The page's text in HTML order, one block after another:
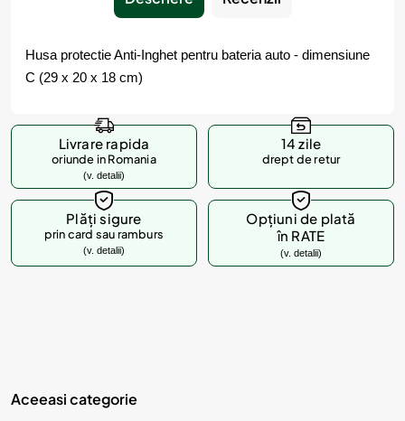
Husa protectie Anti-Inghet pentru bateria auto - dimensiune
C (29 x 20 x 18 cm)
Livrare rapida
oriunde in Romania
(v. detalii)
14 zile
drept de retur
Plăți sigure
prin card sau ramburs
(v. detalii)
Opțiuni de plată
în RATE
(v. detalii)
Aceeasi categorie